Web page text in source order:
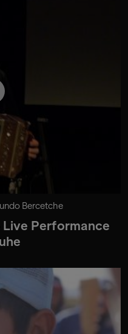
Bercetche
Performance